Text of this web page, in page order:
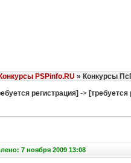
Конкурсы PSPinfo.RU » Конкурсы
регистрация] -> [требуется
7 ноября 2009 13:08